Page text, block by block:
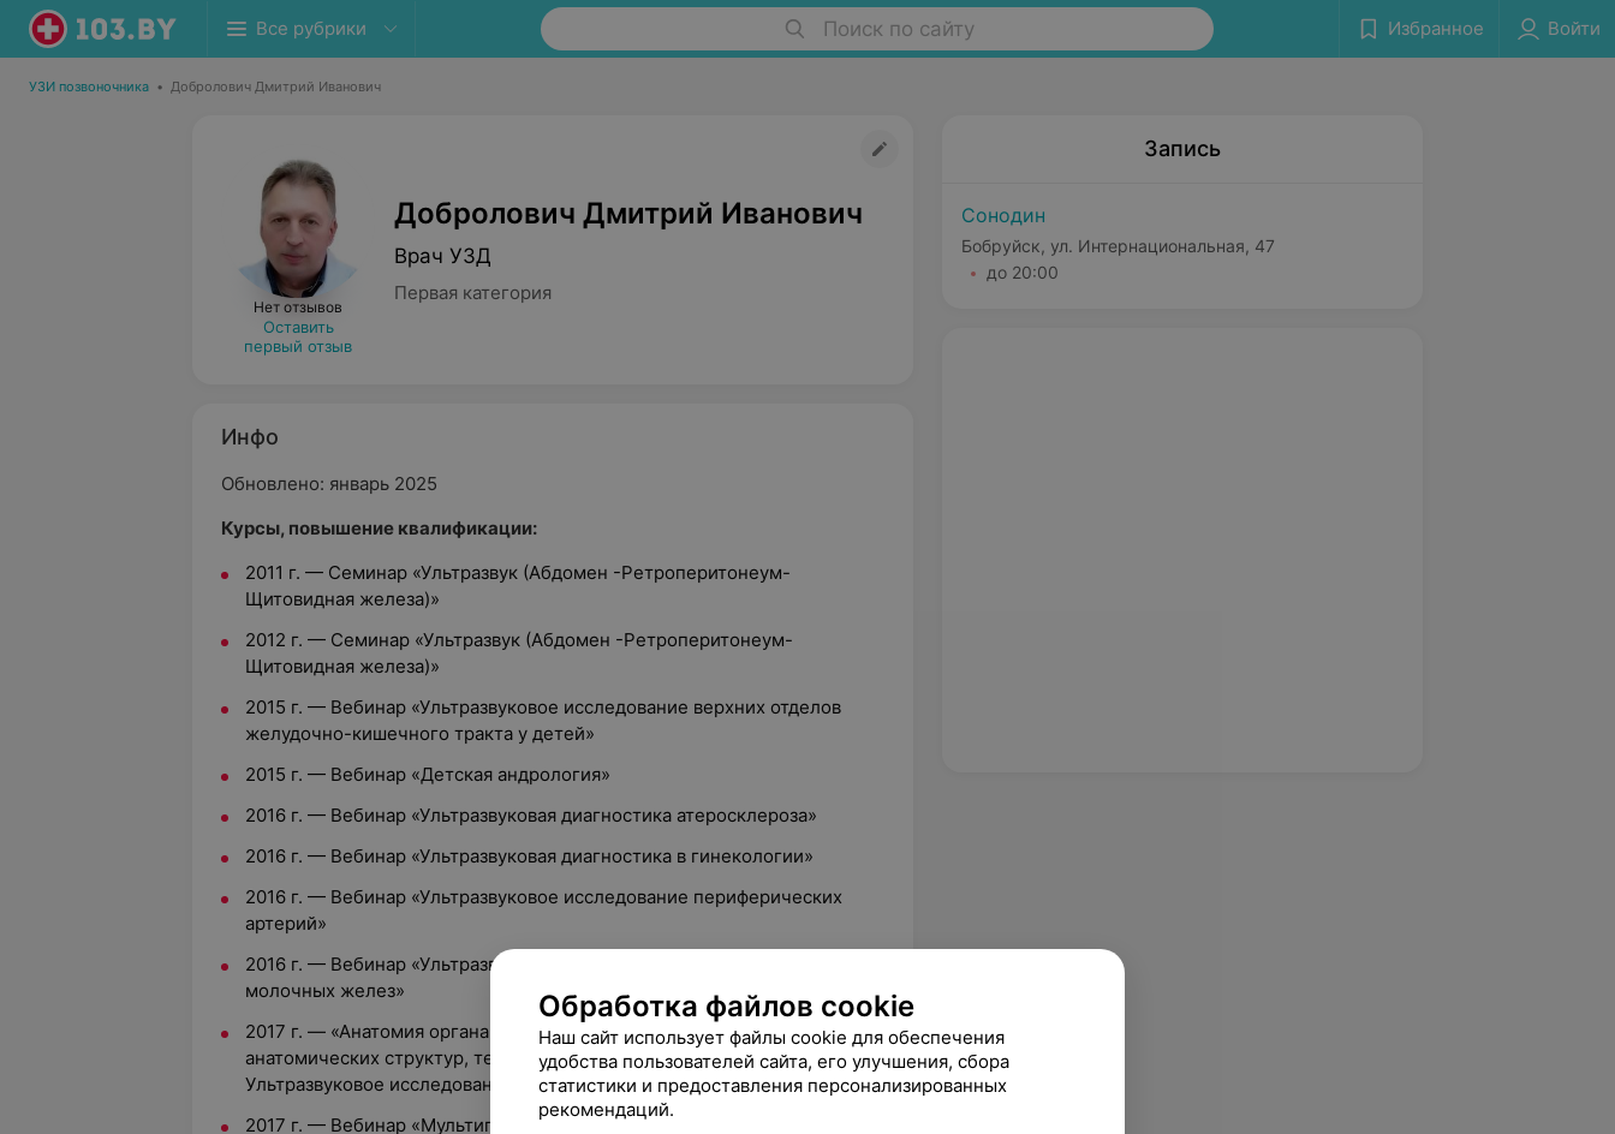
Все рубрики Поиск по сайту Избранное Войти
УЗИ позвоночника • Добролович Дмитрий Иванович
Нет отзывов
Оставить
первый отзыв
Добролович Дмитрий Иванович
Врач УЗД
Первая категория
Инфо
Обновлено: январь 2025
Курсы, повышение квалификации:
2011 г. — Семинар «Ультразвук (Абдомен -Ретроперитонеум-
Щитовидная железа)»
2012 г. — Семинар «Ультразвук (Абдомен -Ретроперитонеум-
Щитовидная железа)»
2015 г. — Вебинар «Ультразвуковое исследование верхних отделов
желудочно-кишечного тракта у детей»
2015 г. — Вебинар «Детская андрология»
2016 г. — Вебинар «Ультразвуковая диагностика атеросклероза»
2016 г. — Вебинар «Ультразвуковая диагностика в гинекологии»
2016 г. — Вебинар «Ультразвуковое исследование периферических
артерий»
2016 г. — Вебинар «Ультразвуковая оценка особенностей строения
молочных желез»
2017 г. — «Анатомия органа зрения, эхографические эквиваленты
анатомических структур, техника и приемы сканирования.
Ультразвуковое исследование глаза»
2017 г. — Вебинар «Мультипараметрическое трансабдоминальное
Запись
Сонодин
Бобруйск, ул. Интернациональная, 47
до 20:00
Обработка файлов cookie
Наш сайт использует файлы cookie для обеспечения
удобства пользователей сайта, его улучшения, сбора
статистики и предоставления персонализированных
рекомендаций.